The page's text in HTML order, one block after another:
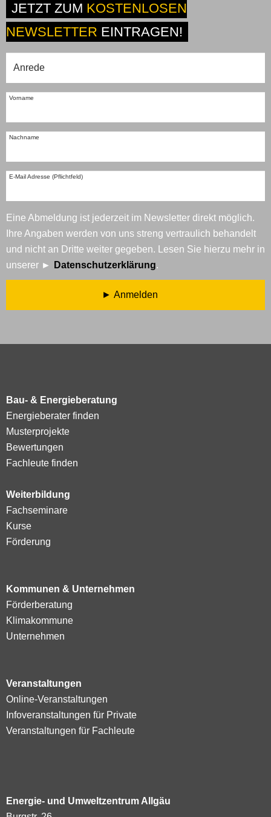
JETZT ZUM KOSTENLOSEN
NEWSLETTER EINTRAGEN!
Vorname
Nachname
E-Mail Adresse (Pflichtfeld)
Eine Abmeldung ist jederzeit im Newsletter direkt möglich.
Ihre Angaben werden von uns streng vertraulich behandelt
und nicht an Dritte weiter gegeben. Lesen Sie hierzu mehr in
unserer
Datenschutzerklärung.
Anmelden
Bau- & Energieberatung
Energieberater finden
Musterprojekte
Bewertungen
Fachleute finden
Weiterbildung
Fachseminare
Kurse
Förderung
Kommunen & Unternehmen
Förderberatung
Klimakommune
Unternehmen
Veranstaltungen
Online-Veranstaltungen
Infoveranstaltungen für Private
Veranstaltungen für Fachleute
Energie- und Umweltzentrum Allgäu